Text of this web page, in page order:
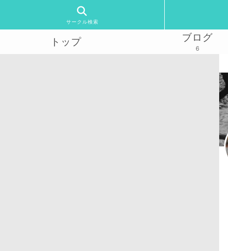
サークル検索
トップ ブログ
6